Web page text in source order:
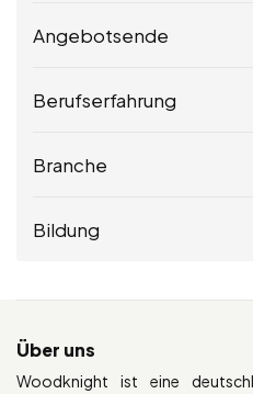
Angebotsende
Berufserfahrung
Branche
Bildung
Über uns
Woodknight ist eine